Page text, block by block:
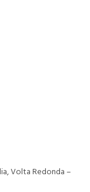
Volta Redonda –